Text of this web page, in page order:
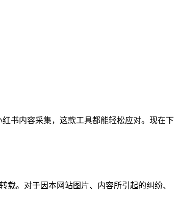
书内容采集，这款工具都能轻松应对。现在下
载。对于因本网站图片、内容所引起的纠纷、